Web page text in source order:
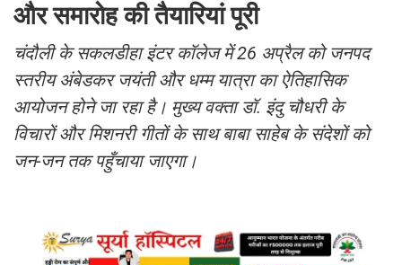
और समारोह की तैयारियां पूरी
चंदौली के सकलडीहा इंटर कॉलेज में 26 अप्रैल को जनपद
स्तरीय अंबेडकर जयंती और धम्म यात्रा का ऐतिहासिक
आयोजन होने जा रहा है। मुख्य वक्ता डॉ. इंदु चौधरी के
विचारों और मिशनरी गीतों के साथ बाबा साहेब के संदेशों को
जन-जन तक पहुँचाया जाएगा।